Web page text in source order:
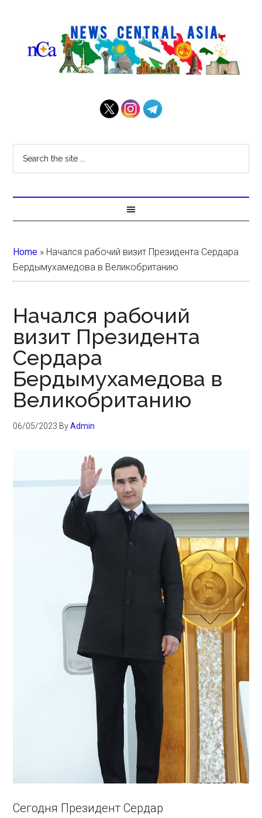
Home » Начался рабочий визит Президента Сердара
Бердымухамедова в Великобританию
Начался рабочий
визит Президента
Сердара
Бердымухамедова в
Великобританию
06/05/2023 ByAdmin
Сегодня Президент Сердар